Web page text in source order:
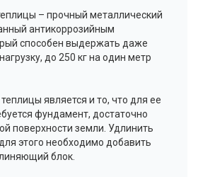
– прочный металлический
антикоррозийным
способен выдержать даже
до 250 кг на один метр
является и то, что для ее
фундамент, достаточно
поверхности земли. Удлинить
этого необходимо добавить
блок.